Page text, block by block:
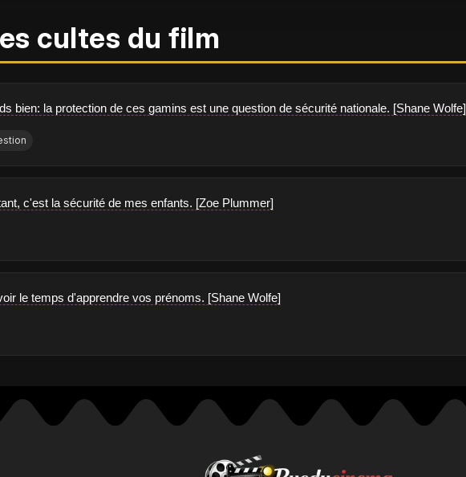
cultes du film
bien: la protection de ces gamins est une question de sécurité nationale. [Shane Wolfe]
c'est la sécurité de mes enfants. [Zoe Plummer]
le temps d'apprendre vos prénoms. [Shane Wolfe]